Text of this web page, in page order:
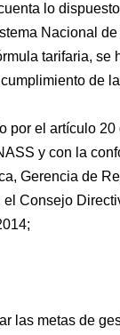
lo
Nacional
tarifaria, se
de
por el artículo
y con la
Gerencia de
el Consejo
las metas de